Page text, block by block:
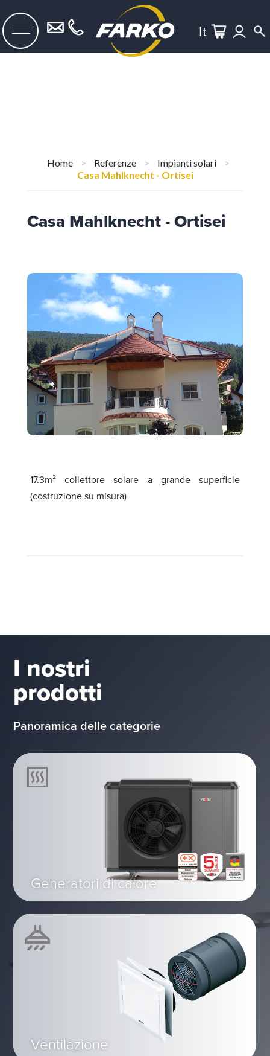
It
Home > Referenze > Impianti solari
>
Casa Mahlknecht - Ortisei
Casa Mahlknecht - Ortisei
17.3m² collettore solare a grande superficie
(costruzione su misura)
I nostri
prodotti
Panoramica delle categorie
Generatori di calore
Ventilazione